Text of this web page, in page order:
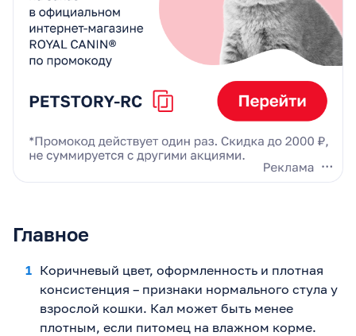
Главное
Коричневый цвет, оформленность и плотная
консистенция – признаки нормального стула у
взрослой кошки. Кал может быть менее
плотным, если питомец на влажном корме.